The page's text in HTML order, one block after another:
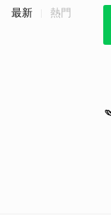
最新 熱門